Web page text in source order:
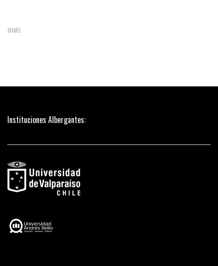
SHARE
Instituciones Albergantes: